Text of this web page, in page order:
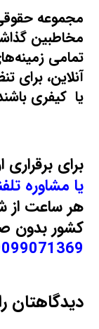
مجموعه حقوقی
مخاطبین
تمامی
آنلاین، برای
یا کیفری
برای برقراری
یا مشاوره
هر ساعت از
کشور بدون
دیدگاهتان